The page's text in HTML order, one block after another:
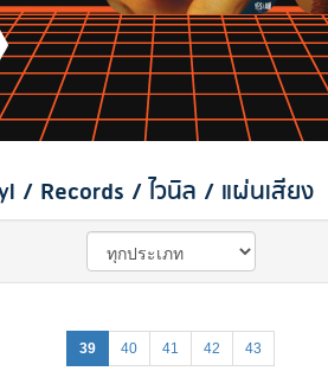
/ Records / ไวนิล / แผ่นเสียง
39 40 41 42 43